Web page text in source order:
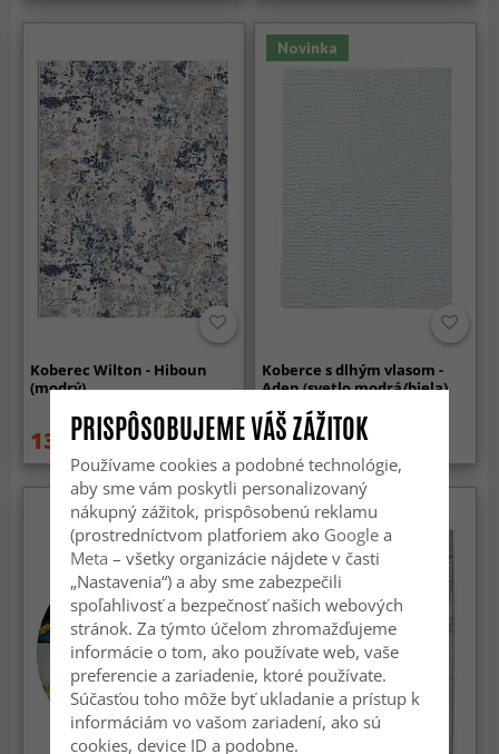
Koberec Wilton - Hiboun
(modrý)
134.99 € 189 €
Novinka
Koberce s dlhým vlasom -
Aden (svetlo modrá/biela)
169 €
PRISPÔSOBUJEME VÁŠ ZÁŽITOK
Používame cookies a podobné technológie,
aby sme vám poskytli personalizovaný
nákupný zážitok, prispôsobenú reklamu
(prostredníctvom platforiem ako Googlea
Meta – všetky organizácie nájdete v časti
„Nastavenia“) a aby sme zabezpečili
spoľahlivosť a bezpečnosť našich webových
stránok. Za týmto účelom zhromažďujeme
informácie o tom, ako používate web, vaše
preferencie a zariadenie, ktoré používate.
Súčasťou toho môže byť ukladanie a prístup k
informáciám vo vašom zariadení, ako sú
cookies, device ID a podobne.